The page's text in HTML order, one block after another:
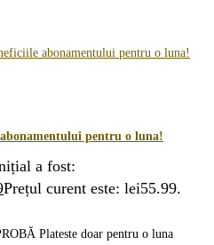
abonamentului pentru o luna!
a fost:
Prețul curent este: lei55.99.
Plateste doar pentru o luna